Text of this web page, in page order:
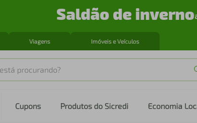
Saldão de inverno
Viagens Imóveis e Veículos
procurando?
Cupons Produtos do Sicredi Economia